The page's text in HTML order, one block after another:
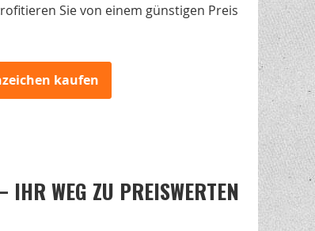
Sie von einem günstigen Preis
kaufen
WEG ZU PREISWERTEN